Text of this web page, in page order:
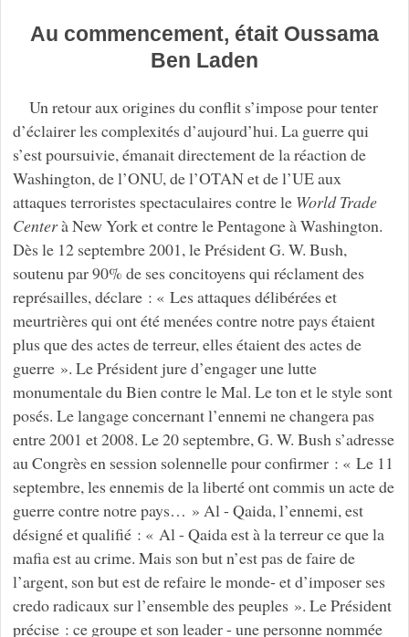
Au commencement, était Oussama
Ben Laden
Un retour aux origines du conflit s’impose pour tenter
d’éclairer les complexités d’aujourd’hui. La guerre qui
s’est poursuivie, émanait directement de la réaction de
Washington, de l’ONU, de l’OTAN et de l’UE aux
attaques terroristes spectaculaires contre le World Trade
Centerà New York et contre le Pentagone à Washington.
Dès le 12 septembre 2001, le Président G. W. Bush,
soutenu par 90% de ses concitoyens qui réclament des
représailles, déclare : « Les attaques délibérées et
meurtrières qui ont été menées contre notre pays étaient
plus que des actes de terreur, elles étaient des actes de
guerre ». Le Président jure d’engager une lutte
monumentale du Bien contre le Mal. Le ton et le style sont
posés. Le langage concernant l’ennemi ne changera pas
entre 2001 et 2008. Le 20 septembre, G. W. Bush s’adresse
au Congrès en session solennelle pour confirmer : « Le 11
septembre, les ennemis de la liberté ont commis un acte de
guerre contre notre pays… » Al - Qaida, l’ennemi, est
désigné et qualifié : « Al - Qaida est à la terreur ce que la
mafia est au crime. Mais son but n’est pas de faire de
l’argent, son but est de refaire le monde- et d’imposer ses
credo radicaux sur l’ensemble des peuples ». Le Président
précise : ce groupe et son leader - une personne nommée